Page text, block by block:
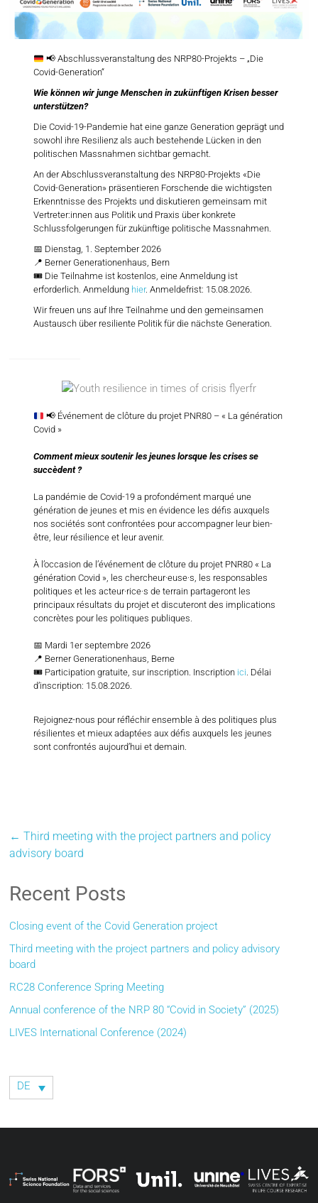
📢Abschlussveranstaltung des NRP80-Projekts – „Die
Covid-Generation“
Wie können wir junge Menschen in zukünftigen Krisen besser
unterstützen?
Die Covid-19-Pandemie hat eine ganze Generation geprägt und
sowohl ihre Resilienz als auch bestehende Lücken in den
politischen Massnahmen sichtbar gemacht.
An der Abschlussveranstaltung des NRP80-Projekts «Die
Covid-Generation» präsentieren Forschende die wichtigsten
Erkenntnisse des Projekts und diskutieren gemeinsam mit
Vertreter:innen aus Politik und Praxis über konkrete
Schlussfolgerungen für zukünftige politische Massnahmen.
📅 Dienstag, 1. September 2026
📍 Berner Generationenhaus, Bern
🎟️ Die Teilnahme ist kostenlos, eine Anmeldung ist
erforderlich. Anmeldung hier. Anmeldefrist: 15.08.2026.
Wir freuen uns auf Ihre Teilnahme und den gemeinsamen
Austausch über resiliente Politik für die nächste Generation.
📢Événement de clôture du projet PNR80 – « La génération
Covid »
Comment mieux soutenir les jeunes lorsque les crises se
succèdent ?
La pandémie de Covid-19 a profondément marqué une
génération de jeunes et mis en évidence les défis auxquels
nos sociétés sont confrontées pour accompagner leur bien-
être, leur résilience et leur avenir.
À l’occasion de l’événement de clôture du projet PNR80 « La
génération Covid », les chercheur·euse·s, les responsables
politiques et les acteur·rice·s de terrain partageront les
principaux résultats du projet et discuteront des implications
concrètes pour les politiques publiques.
📅 Mardi 1er septembre 2026
📍 Berner Generationenhaus, Berne
🎟️ Participation gratuite, sur inscription. Inscription ici. Délai
d’inscription: 15.08.2026.
Rejoignez-nous pour réfléchir ensemble à des politiques plus
résilientes et mieux adaptées aux défis auxquels les jeunes
sont confrontés aujourd’hui et demain.
← Third meeting with the project partners and policy
advisory board
Recent Posts
Closing event of the Covid Generation project
Third meeting with the project partners and policy advisory
board
RC28 Conference Spring Meeting
Annual conference of the NRP 80 “Covid in Society” (2025)
LIVES International Conference (2024)
DE